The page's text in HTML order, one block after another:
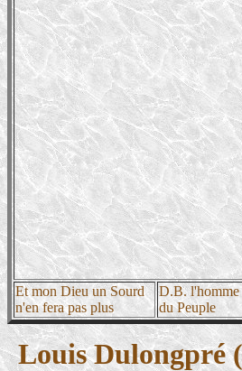
Et mon Dieu un Sourd
n'en fera pas plus
D.B. l'homme
du Peuple
Louis Dulongpré